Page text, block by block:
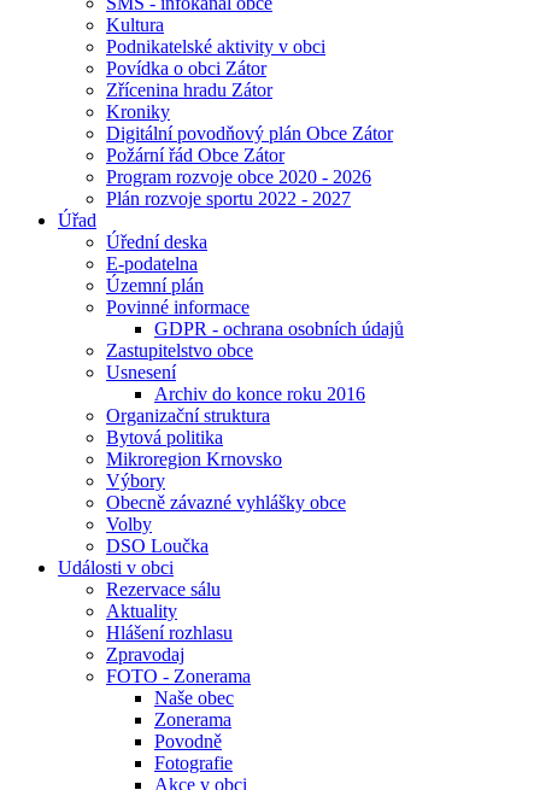
Kultura
Podnikatelské aktivity v obci
Povídka o obci Zátor
Zřícenina hradu Zátor
Kroniky
Digitální povodňový plán Obce Zátor
Požární řád Obce Zátor
Program rozvoje obce 2020 - 2026
Plán rozvoje sportu 2022 - 2027
Úřad
Úřední deska
E-podatelna
Územní plán
Povinné informace
GDPR - ochrana osobních údajů
Zastupitelstvo obce
Usnesení
Archiv do konce roku 2016
Organizační struktura
Bytová politika
Mikroregion Krnovsko
Výbory
Obecně závazné vyhlášky obce
Volby
DSO Loučka
Události v obci
Rezervace sálu
Aktuality
Hlášení rozhlasu
Zpravodaj
FOTO - Zonerama
Naše obec
Zonerama
Povodně
Fotografie
Akce v obci